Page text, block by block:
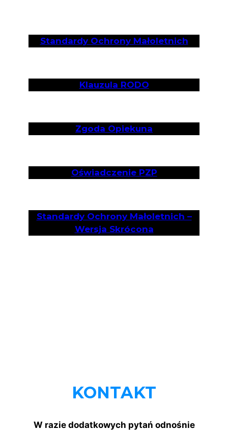
Standardy Ochrony Małoletnich
Klauzula RODO
Zgoda Opiekuna
Oświadczenie PZP
Standardy Ochrony Małoletnich –
Wersja Skrócona
KONTAKT
W razie dodatkowych pytań odnośnie